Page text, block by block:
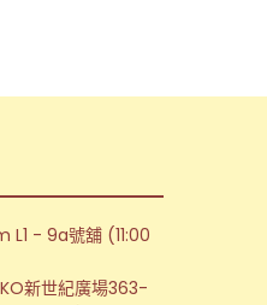
L1 - 9a號舖 (11:00
新世紀廣場363-